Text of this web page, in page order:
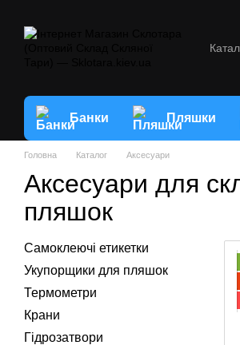
Банки Пляшки
Головна Каталог Аксесуари
Аксесуари для
пляшок
Самоклеючі етикетки
Укупорщики для пляшок
Термометри
Крани
Гідрозатвори